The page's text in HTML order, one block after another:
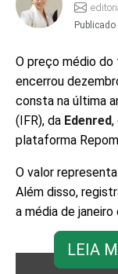
Publicado
O preço médio
encerrou
consta na última
(IFR), da Edenred,
plataforma
O valor
Além disso,
a média de
LEIA